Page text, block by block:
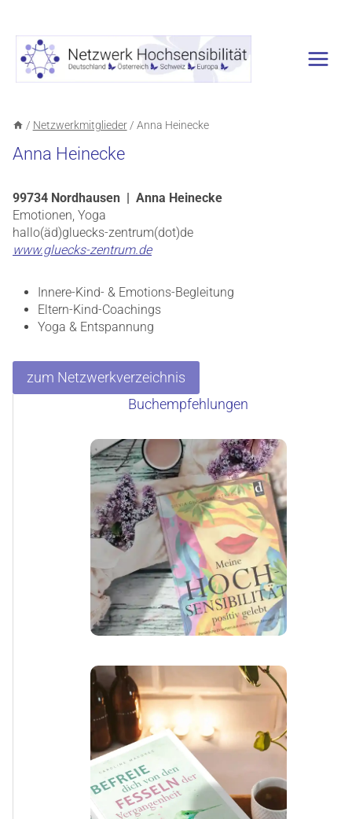
springen
/ Netzwerkmitglieder / Anna Heinecke
Anna Heinecke
99734 Nordhausen | Anna Heinecke
Emotionen, Yoga
hallo(äd)gluecks-zentrum(dot)de
www.gluecks-zentrum.de
Innere-Kind- & Emotions-Begleitung
Eltern-Kind-Coachings
Yoga & Entspannung
zum Netzwerkverzeichnis
Buchempfehlungen